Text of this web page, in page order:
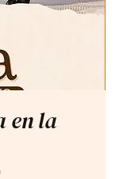
en la